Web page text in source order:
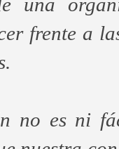
frente a
no es ni